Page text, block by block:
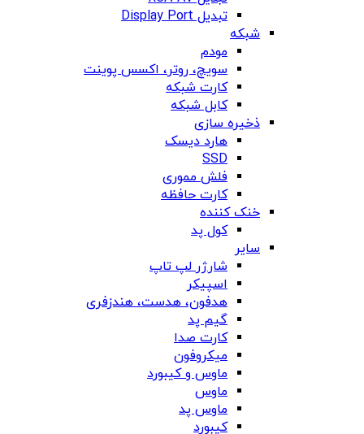
تبدیل Display Port
شبکه
مودم
سویچ، روتر، اکسس پوینت
کارت شبکه
کابل شبکه
ذخیره سازی
هارد دیسک
SSD
فلش مموری
کارت حافظه
خنک کننده
کول پد
سایر
شارژر لپ تاپ
اسپیکر
هدفون، هدست، هندزفری
گیم پد
کارت صدا
میکروفون
ماوس و کیبورد
ماوس
ماوس پد
کیبورد